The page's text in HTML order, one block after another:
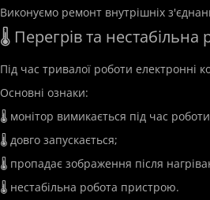
Виконуємо ремонт внутрішніх
🌡️ Перегрів та нестабільна
Під час тривалої роботи електронні
Основні ознаки:
🌡️ монітор вимикається під час
🌡️ довго запускається;
🌡️ пропадає зображення після
🌡️ нестабільна робота пристрою.